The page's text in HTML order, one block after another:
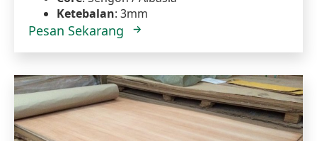
Ketebalan: 3mm
Pesan Sekarang